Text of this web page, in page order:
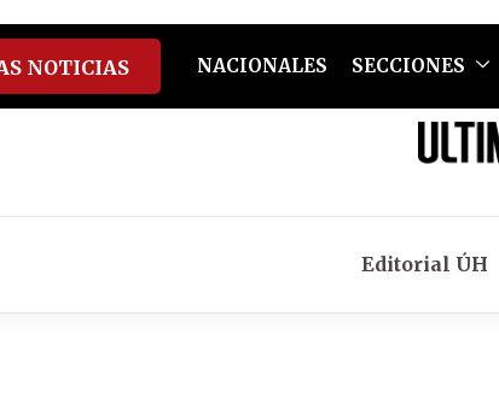
spotify
NOTICIAS NACIONALES SECCIONES
Editorial ÚH